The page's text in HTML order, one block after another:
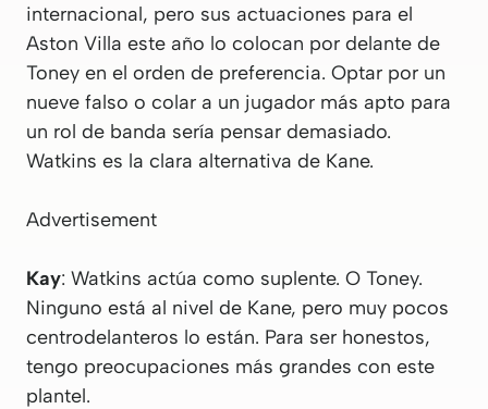
internacional, pero sus actuaciones para el
Aston Villa este año lo colocan por delante de
Toney en el orden de preferencia. Optar por un
nueve falso o colar a un jugador más apto para
un rol de banda sería pensar demasiado.
Watkins es la clara alternativa de Kane.
Advertisement
Kay: Watkins actúa como suplente. O Toney.
Ninguno está al nivel de Kane, pero muy pocos
centrodelanteros lo están. Para ser honestos,
tengo preocupaciones más grandes con este
plantel.